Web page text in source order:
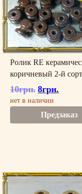
Ролик RE
коричневый 2-й сорт
10грн. Первоначальная
цена
составляла
10грн..
8грн.
нет в наличии
Предзаказ